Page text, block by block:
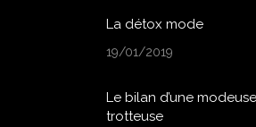
La détox mode
19/01/2019
Le bilan d’une
trotteuse